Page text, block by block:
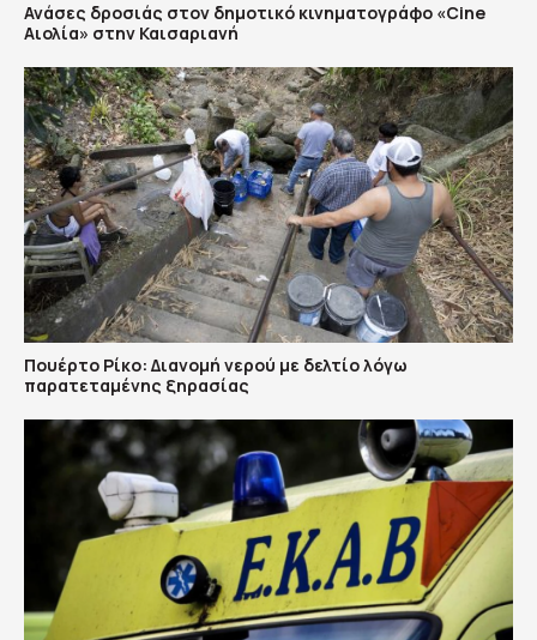
Ανάσες δροσιάς στον δημοτικό κινηματογράφο «Cine
Αιολία» στην Καισαριανή
Πουέρτο Ρίκο: Διανομή νερού με δελτίο λόγω
παρατεταμένης ξηρασίας